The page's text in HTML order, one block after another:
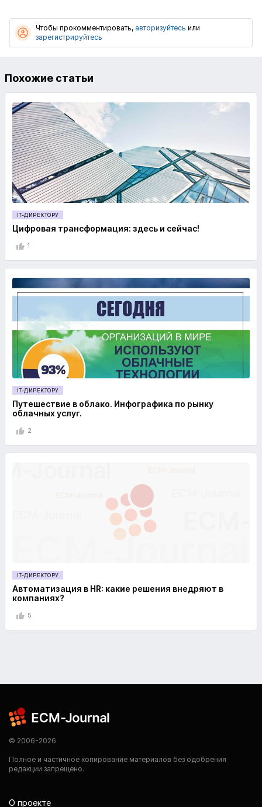
Чтобы прокомментировать, авторизуйтесь или
зарегистрируйтесь
Похожие статьи
IT-ДИРЕКТОРУ
Цифровая трансформация: здесь и сейчас!
1
IT-ДИРЕКТОРУ
Путешествие в облако. Инфографика по рынку
облачных услуг.
2
IT-ДИРЕКТОРУ
Автоматизация в HR: какие решения внедряют в
компаниях?
5
© 2006-2026
Полное и частичное копирование материалов без одобрения
редакции запрещено.
О проекте